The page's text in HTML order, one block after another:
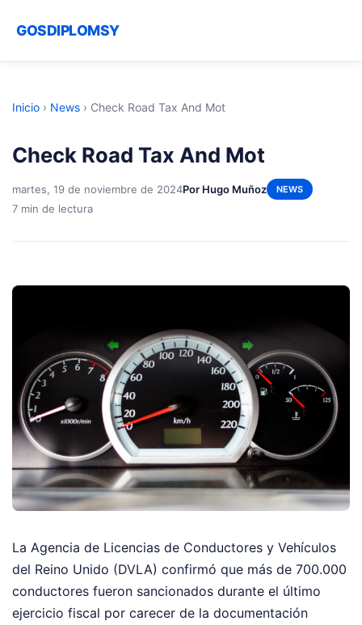
GOSDIPLOMSY
Inicio › News › Check Road Tax And Mot
Check Road Tax And Mot
martes, 19 de noviembre de 2024Por Hugo Muñoz NEWS
7 min de lectura
La Agencia de Licencias de Conductores y Vehículos
del Reino Unido (DVLA) confirmó que más de 700.000
conductores fueron sancionados durante el último
ejercicio fiscal por carecer de la documentación